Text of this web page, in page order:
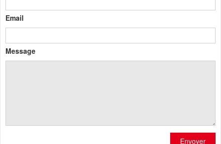
Email
Message
Envoyer